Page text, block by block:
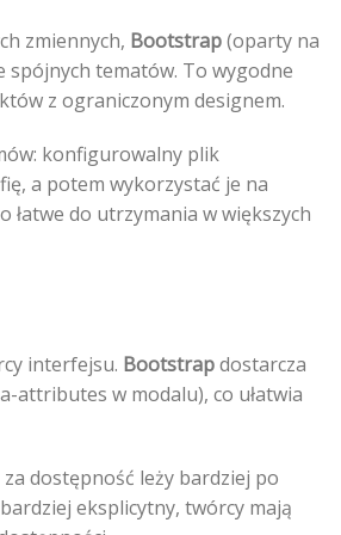
zmiennych, Bootstrap(oparty na
spójnych tematów. To wygodne
z ograniczonym designem.
konfigurowalny plik
a potem wykorzystać je na
do utrzymania w większych
interfejsu. Bootstrapdostarcza
attributes w modalu), co ułatwia
dostępność leży bardziej po
eksplicytny, twórcy mają